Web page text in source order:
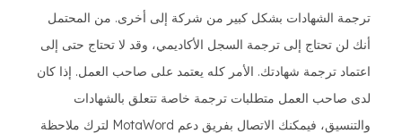
ترجمة الشهادات بشكل كبير من شركة إلى أخرى. من المحتمل
أنك لن تحتاج إلى ترجمة السجل الأكاديمي، وقد لا تحتاج حتى إلى
اعتماد ترجمة شهادتك. الأمر كله يعتمد على صاحب العمل. إذا كان
لدى صاحب العمل متطلبات ترجمة خاصة تتعلق بالشهادات
والتنسيق، فيمكنك الاتصال بفريق دعم MotaWord لترك ملاحظة